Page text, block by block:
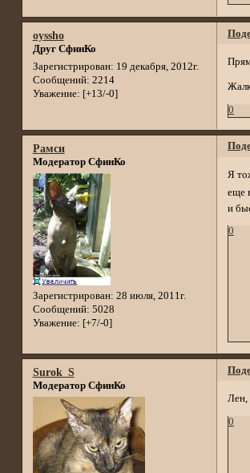
oyssho
Друг СфинКо
Зарегистрирован: 19 декабря, 2012г.
Сообщений: 2214
Уважение: [+13/-0]
0
Рамси
Модератор СфинКо
Зарегистрирован: 28 июля, 2011г.
Сообщений: 5028
Уважение: [+7/-0]
Я
еще
и
0
Surok_S
Модератор СфинКо
Лен,
0